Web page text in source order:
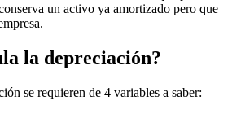
un activo ya amortizado pero que
la depreciación?
se requieren de 4 variables a saber: